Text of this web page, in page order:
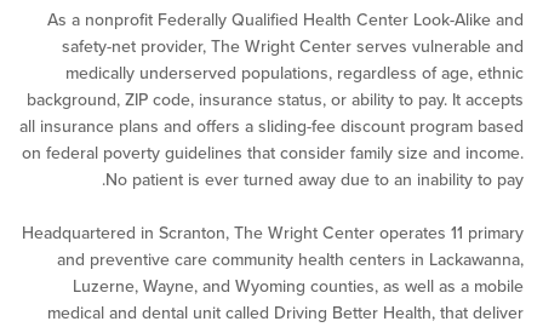
As a nonprofit Federally Qualified Health Center Look-
safety-net provider, The Wright Center serves
medically underserved populations, regardless of
background, ZIP code, insurance status, or ability to pay. It
all insurance plans and offers a sliding-fee discount
on federal poverty guidelines that consider family size and
No patient is ever turned away due to an
Headquartered in Scranton, The Wright Center operates
and preventive care community health centers in
Luzerne, Wayne, and Wyoming counties, as well as
medical and dental unit called Driving Better Health,